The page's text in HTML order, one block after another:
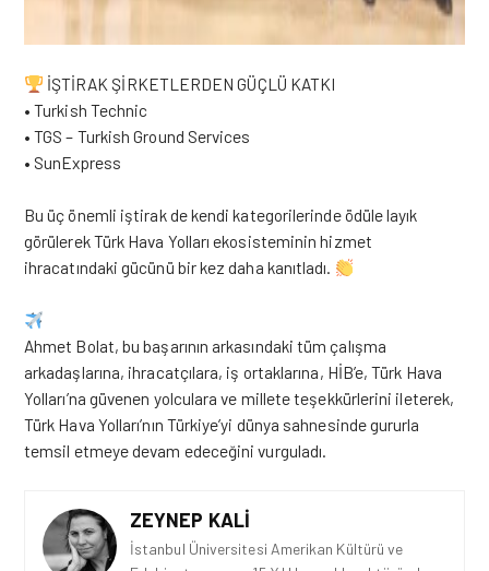
İŞTİRAK ŞİRKETLERDEN GÜÇLÜ KATKI
• Turkish Technic
• TGS – Turkish Ground Services
• SunExpress
Bu üç önemli iştirak de kendi kategorilerinde ödüle layık
görülerek Türk Hava Yolları ekosisteminin hizmet
ihracatındaki gücünü bir kez daha kanıtladı.
Ahmet Bolat, bu başarının arkasındaki tüm çalışma
arkadaşlarına, ihracatçılara, iş ortaklarına, HİB’e, Türk Hava
Yolları’na güvenen yolculara ve millete teşekkürlerini ileterek,
Türk Hava Yolları’nın Türkiye’yi dünya sahnesindegururla
temsil etmeye devam edeceğini vurguladı.
ZEYNEP KALI
İstanbul Üniversitesi Amerikan Kültürü ve